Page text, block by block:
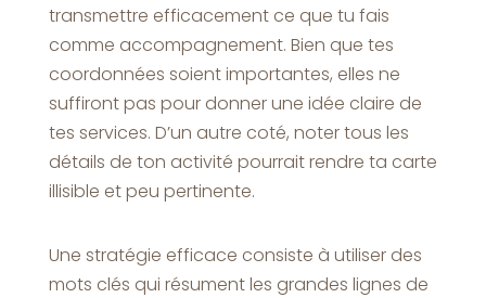
transmettre efficacement ce que tu fais
comme accompagnement. Bien que tes
coordonnées soient importantes, elles ne
suffiront pas pour donner une idée claire de
tes services. D’un autre coté, noter tous les
détails de ton activité pourrait rendre ta carte
illisible et peu pertinente.
Une stratégie efficace consiste à utiliser des
mots clés qui résument les grandes lignes de